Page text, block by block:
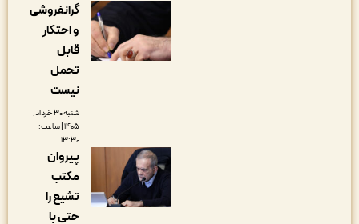
گرانفروشی
و احتکار
قابل
شنبه ۳۰ خرداد,
۱۴۰۵ | ساعت:
تشیع را